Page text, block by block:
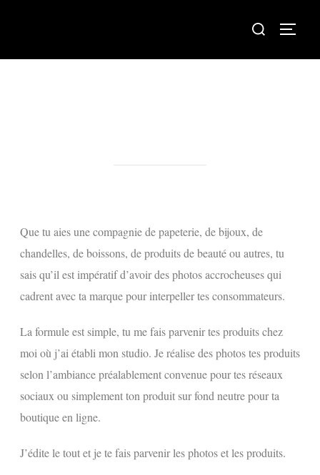
Que tu aies une compagnie de papeterie, de bijoux, de
chandelles, de boissons, de produits de beauté ou autres, tu
sais qu’il est impératif d’avoir des photos accrocheuses qui
cadrent avec ta marque pour interpeller tes consommateurs.
La formule est simple, tu me fais parvenir tes produits chez
moi où j’ai établi mon studio. Je réalise des photos tes produits
selon l’ambiance préalablement convenue pour tes réseaux
sociaux ou simplement ton produit sur fond neutre pour ta
boutique en ligne.
J’édite le tout et je te fais parvenir les photos et les produits.